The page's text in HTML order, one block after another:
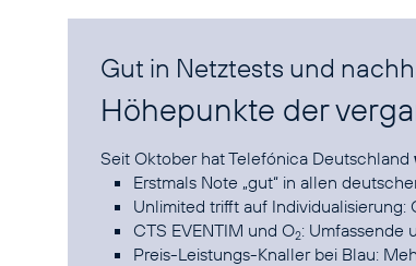
Gut in Netztests und
Höhepunkte der
Seit Oktober hat Telefónica Deutschland
Erstmals Note „gut“ in allen
Unlimited trifft auf Individualisierung:
CTS EVENTIM und O2: Umfassende
Preis-Leistungs-Knaller bei Blau: